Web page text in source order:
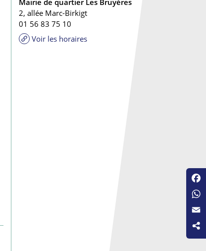
Mairie de quartier Les Bruyères
2, allée Marc-Birkigt
01 56 83 75 10
Voir les horaires